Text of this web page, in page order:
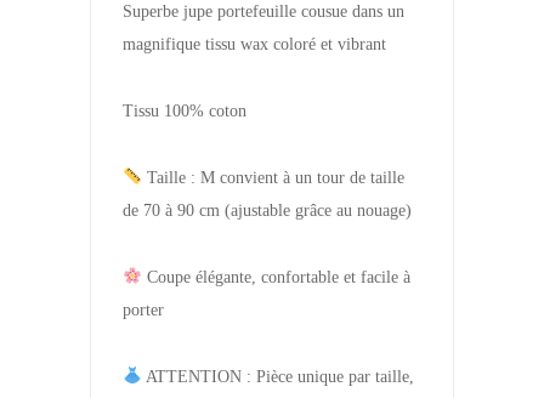
Superbe jupe portefeuille cousue dans un
magnifique tissu wax coloré et vibrant
Tissu 100% coton
Taille : M convient à un tour de taille
de 70 à 90 cm (ajustable grâce au nouage)
Coupe élégante, confortable et facile à
porter
ATTENTION : Pièce unique par taille,